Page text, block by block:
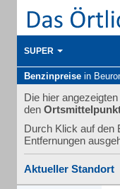
SUPER
Benzinpreise in
Die hier
den
Durch Klick auf den
Entfernungen
Aktueller Standort